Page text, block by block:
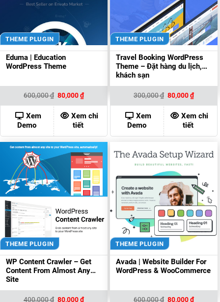
THEME PLUGIN
Eduma | Education
WordPress Theme
600,000₫ Giá
gốc
là:
600,000 ₫.
80,000₫Giá
hiện
tại
là:
80,000 ₫.
Xem
Demo
Xem chi
tiết
THEME PLUGIN
Travel Booking WordPress
Theme – Đặt hàng du lịch,
khách sạn
300,000₫ Giá
gốc
là:
300,000 ₫.
80,000₫Giá
hiện
tại
là:
80,000
Xem
Demo
Xem chi
tiết
THEME PLUGIN
WP Content Crawler – Get
Content From Almost Any
Site
400,000₫ Giá
80,000₫Giá
THEME PLUGIN
Avada | Website Builder For
WordPress & WooCommerce
600,000₫ Giá
80,000₫Giá